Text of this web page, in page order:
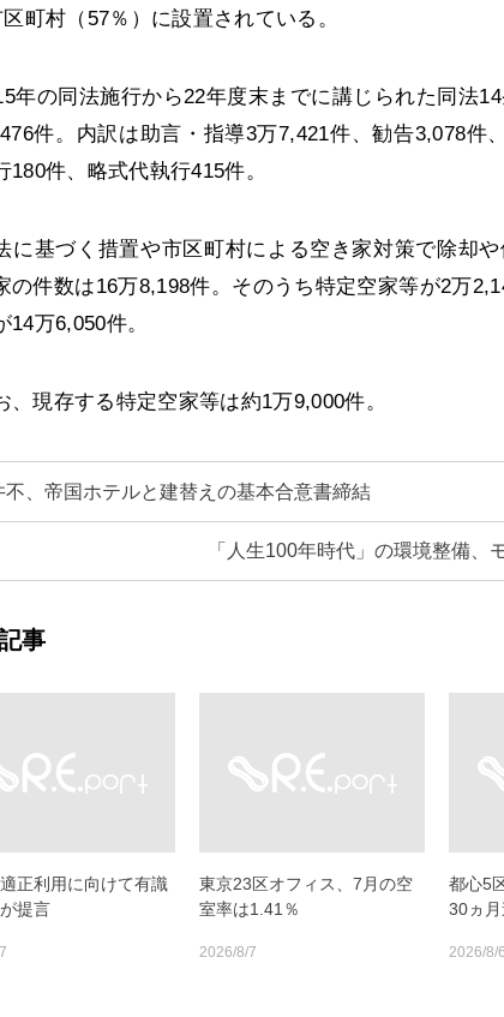
町村（57％）に設置されている。
年の同法施行から22年度末までに講じられた同法
件。内訳は助言・指導3万7,421件、勧告3,078件
180件、略式代執行415件。
基づく措置や市区町村による空き家対策で除却や
の件数は16万8,198件。そのうち特定空家等が2万
14万6,050件。
現存する特定空家等は約1万9,000件。
不、帝国ホテルと建替えの基本合意書締結
「人生100年時代」の環境整備、
事
正利用に向けて有識
提言
東京23区オフィス、7月の空
室率は1.41％
2026/8/7
都心5
30ヵ
2026/8/6